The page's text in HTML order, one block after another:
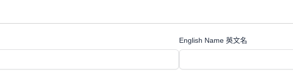
English Name 英文名